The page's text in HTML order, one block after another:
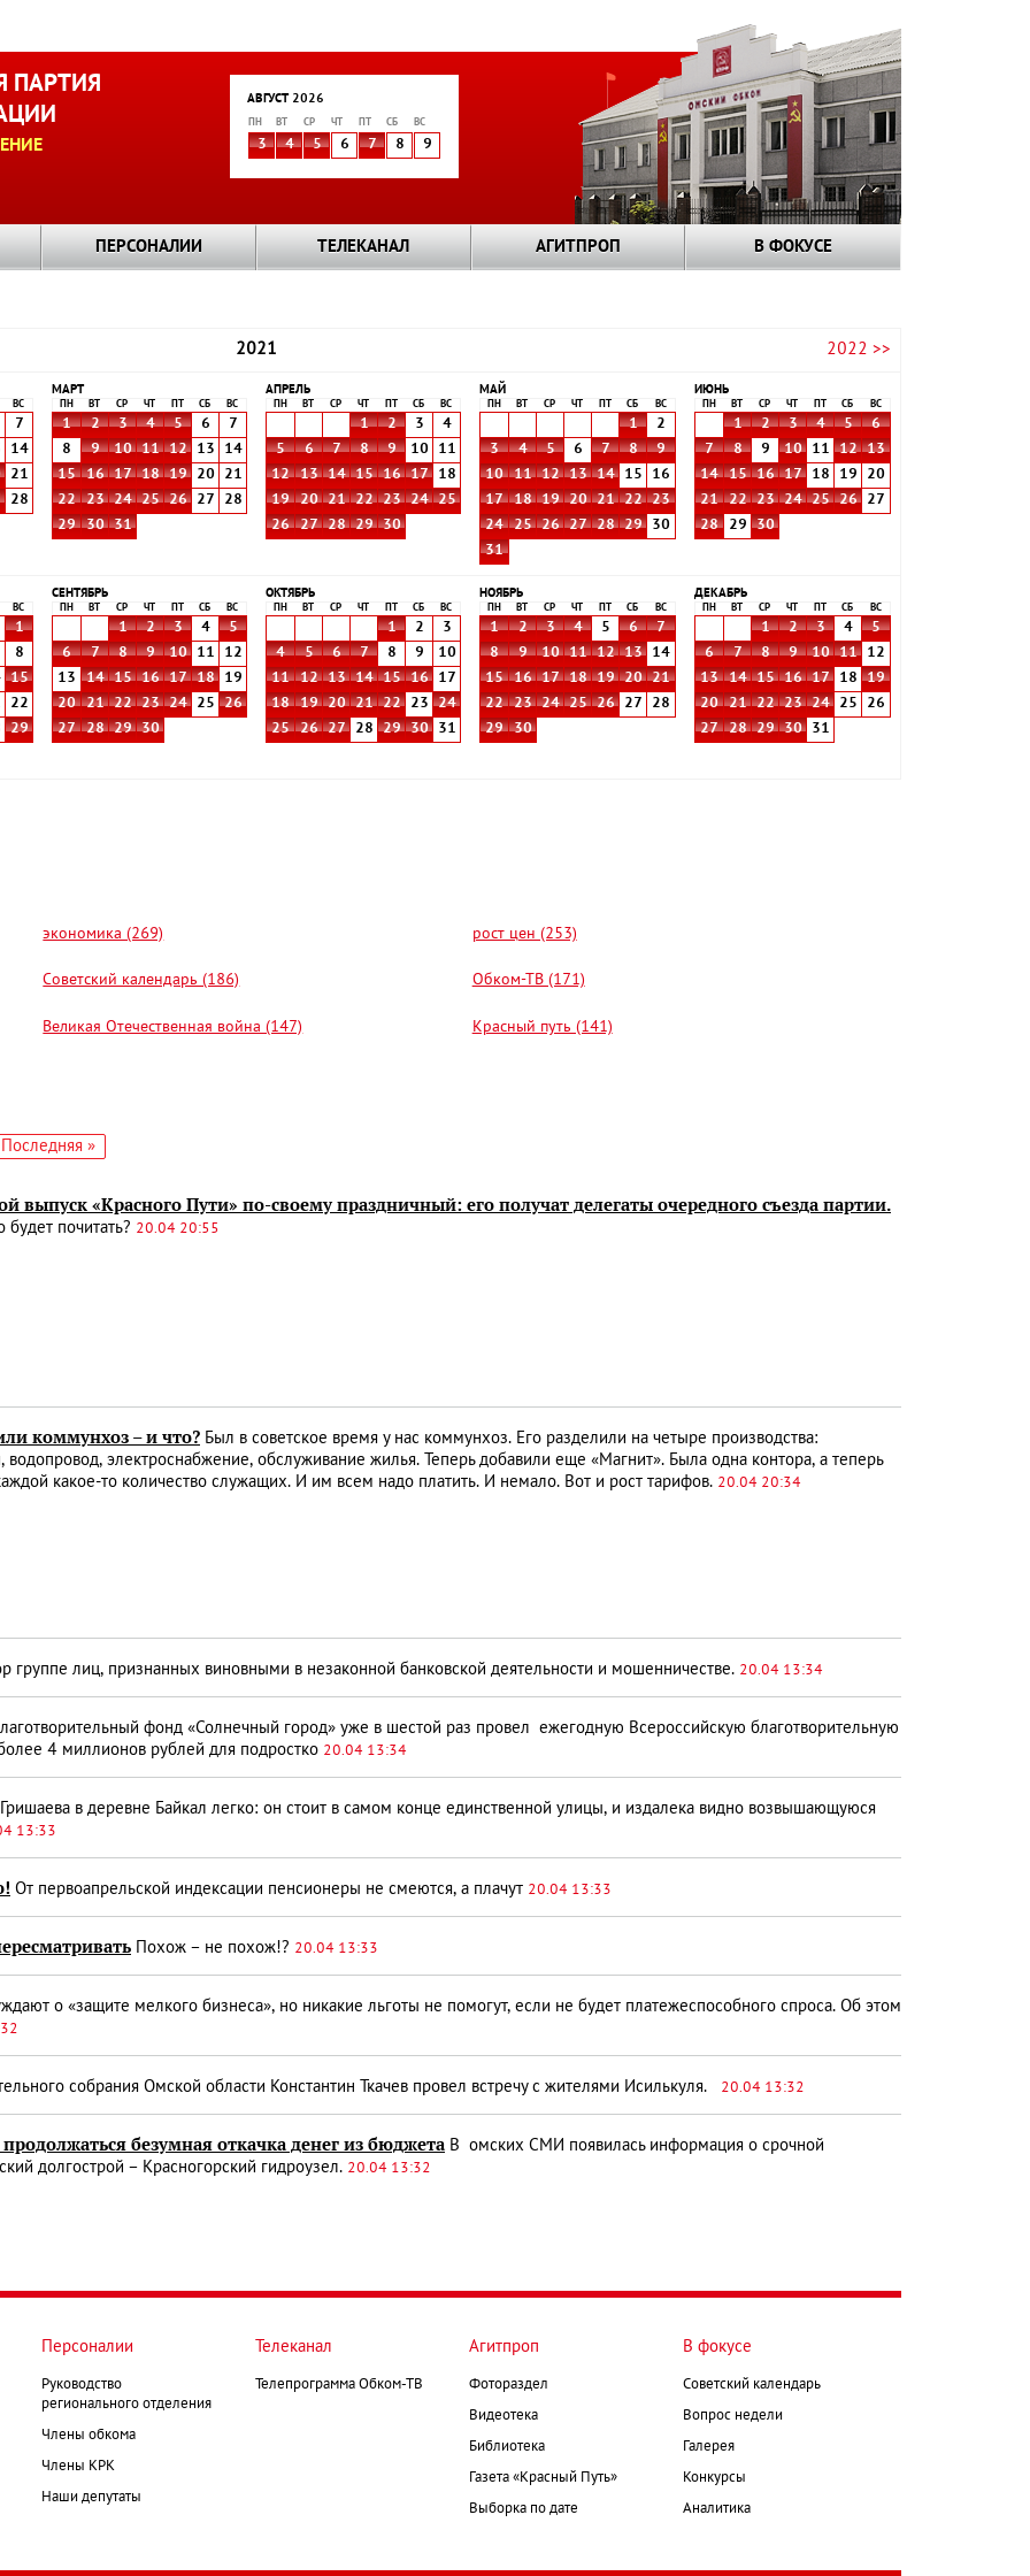
ПАРТИЯ
АВГУСТ 2026
ПН ВТ СР ЧТ СБ ВС
3 4 5 6 7 8 9
ПЕРСОНАЛИИ ТЕЛЕКАНАЛ АГИТПРОП В ФОКУСЕ
2021 2022 >>
ВС
7
14
21
28
МАРТ
ПН ВТ СР ЧТ СБ ВС
1 2 3 4 5 6
7
8
9 10 11 12 13
14
15
16 17 18 19 20
21
22
23 24 25 26 27
28
29
30 31
АПРЕЛЬ
ПН ВТ СР ЧТ СБ ВС
1 2 3
4
5
6 7 8 9 10
11
12
13 14 15 16 17
18
19
20 21 22 23 24
25
26
27 28 29 30
МАЙ
ПН ВТ СР ЧТ СБ ВС
1
2
3
4 5 6 7 8
9
10
11 12 13 14 15
16
17
18 19 20 21 22
23
24
25 26 27 28 29
30
31
ИЮНЬ
ПН ВТ СР ЧТ СБ ВС
1 2 3 4 5
6
7
8 9 10 11 12
13
14
15 16 17 18 19
20
21
22 23 24 25 26
27
28
29 30
ВС
1
8
15
22
29
СЕНТЯБРЬ
ПН ВТ СР ЧТ СБ ВС
1 2 3 4
5
6
7 8 9 10 11
12
13
14 15 16 17 18
19
20
21 22 23 24 25
26
27
28 29 30
ОКТЯБРЬ
ПН ВТ СР ЧТ СБ ВС
1 2
3
4
5 6 7 8 9
10
11
12 13 14 15 16
17
18
19 20 21 22 23
24
25
26 27 28 29 30 31
НОЯБРЬ
ПН ВТ СР ЧТ СБ ВС
1 2 3 4 5 6
7
8
9 10 11 12 13
14
15
16 17 18 19 20
21
22
23 24 25 26 27
28
29
30
ДЕКАБРЬ
ПН ВТ СР ЧТ СБ ВС
1 2 3 4
5
6
7 8 9 10 11
12
13
14 15 16 17 18
19
20
21 22 23 24 25
26
27
28 29 30 31
экономика (269) рост цен (253)
Советский календарь (186) Обком-ТВ (171)
Великая Отечественная война (147) Красный путь (141)
Последняя
Последняя »
выпуск «Красного Пути» по-своему праздничный: его получат делегаты очередного съезда партии.
почитать? 20.04 20:55
коммунхоз – и что? Был в советское время у нас коммунхоз. Его разделили на четыре производства:
водопровод, электроснабжение, обслуживание жилья. Теперь добавили еще «Магнит». Была одна контора, а теперь
какое-то количество служащих. И им всем надо платить. И немало. Вот и рост тарифов. 20.04 20:34
группе лиц, признанных виновными в незаконной банковской деятельности и мошенничестве. 20.04 13:34
фонд «Солнечный город» уже в шестой раз провел ежегодную Всероссийскую благотворительную
4 миллионов рублей для подростко 20.04 13:34
в деревне Байкал легко: он стоит в самом конце единственной улицы, и издалека видно возвышающуюся
13:33
От первоапрельской индексации пенсионеры не смеются, а плачут 20.04 13:33
Похож – не похож!? 20.04 13:33
о «защите мелкого бизнеса», но никакие льготы не помогут, если не будет платежеспособного спроса. Об этом
собрания Омской области Константин Ткачев провел встречу с жителями Исилькуля. 20.04 13:32
безумная откачка денег из бюджета В омских СМИ появилась информация о срочной
долгострой – Красногорский гидроузел. 20.04 13:32
Персоналии
Руководство
регионального отделения
Члены обкома
Члены КРК
Наши депутаты
Телеканал
Телепрограмма Обком-ТВ
Агитпроп
Фотораздел
Видеотека
Библиотека
Газета «Красный Путь»
Выборка по дате
В фокусе
Советский календарь
Вопрос недели
Галерея
Конкурсы
Аналитика